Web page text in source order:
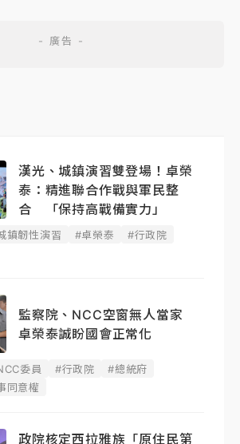
漢光、城鎮演習雙登場！卓榮
泰：精進聯合作戰與軍民整
合 「保持高戰備實力」
鎮韌性演習 #卓榮泰
#行政院
監察院、NCC空窗無人當家
卓榮泰誠盼國會正常化
委員 #行政院
#總統府
同意權
政院核定西拉雅族「原住民第